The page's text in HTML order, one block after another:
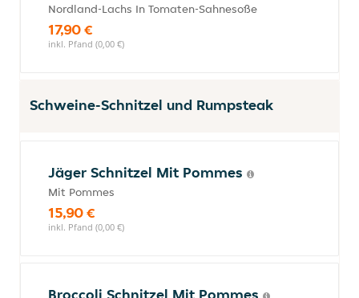
Nordland-Lachs In Tomaten-Sahnesoße
17,90 €
inkl. Pfand (0,00 €)
Schweine-Schnitzel und Rumpsteak
Jäger Schnitzel Mit Pommes
Mit Pommes
15,90 €
inkl. Pfand (0,00 €)